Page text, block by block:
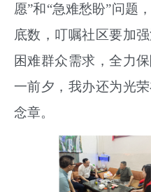
愿”和“急难愁盼”问题
底数，叮嘱社区要加
困难群众需求，全力
一前夕，我办还为光
念章。